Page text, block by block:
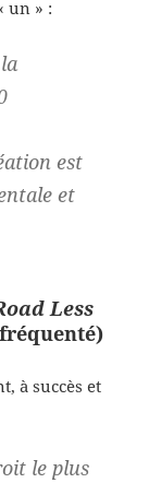
un » :
est
et
Less
à succès et
le plus